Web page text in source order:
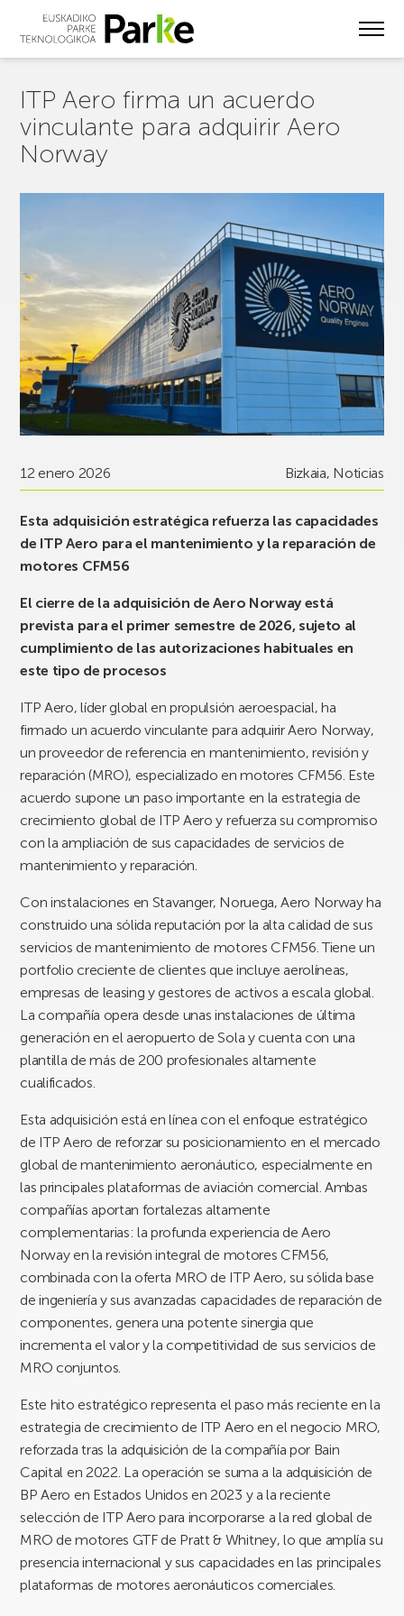
ITP Aero firma un acuerdo
vinculante para adquirir Aero
Norway
12 enero 2026 Bizkaia, Noticias
Esta adquisición estratégica refuerza las capacidades
de ITP Aero para el mantenimiento y la reparación de
motores CFM56
El cierre de la adquisición de Aero Norway está
prevista para el primer semestre de 2026, sujeto al
cumplimiento de las autorizaciones habituales en
este tipo de procesos
ITP Aero, líder global en propulsión aeroespacial, ha
firmado un acuerdo vinculante para adquirir Aero Norway,
un proveedor de referencia en mantenimiento, revisión y
reparación (MRO), especializado en motores CFM56. Este
acuerdo supone un paso importante en la estrategia de
crecimiento global de ITP Aero y refuerza su compromiso
con la ampliación de sus capacidades de servicios de
mantenimiento y reparación.
Con instalaciones en Stavanger, Noruega, Aero Norway ha
construido una sólida reputación por la alta calidad de sus
servicios de mantenimiento de motores CFM56. Tiene un
portfolio creciente de clientes que incluye aerolíneas,
empresas de leasing y gestores de activos a escala global.
La compañía opera desde unas instalaciones de última
generación en el aeropuerto de Sola y cuenta con una
plantilla de más de 200 profesionales altamente
cualificados.
Esta adquisición está en línea con el enfoque estratégico
de ITP Aero de reforzar su posicionamiento en el mercado
global de mantenimiento aeronáutico, especialmente en
las principales plataformas de aviación comercial. Ambas
compañías aportan fortalezas altamente
complementarias: la profunda experiencia de Aero
Norway en la revisión integral de motores CFM56,
combinada con la oferta MRO de ITP Aero, su sólida base
de ingeniería y sus avanzadas capacidades de reparación de
componentes, genera una potente sinergia que
incrementa el valor y la competitividad de sus servicios de
MRO conjuntos.
Este hito estratégico representa el paso más reciente en la
estrategia de crecimiento de ITP Aero en el negocio MRO,
reforzada tras la adquisición de la compañía por Bain
Capital en 2022. La operación se suma a la adquisición de
BP Aero en Estados Unidos en 2023 y a la reciente
selección de ITP Aero para incorporarse a la red global de
MRO de motores GTF de Pratt & Whitney, lo que amplía su
presencia internacional y sus capacidades en las principales
plataformas de motores aeronáuticos comerciales.